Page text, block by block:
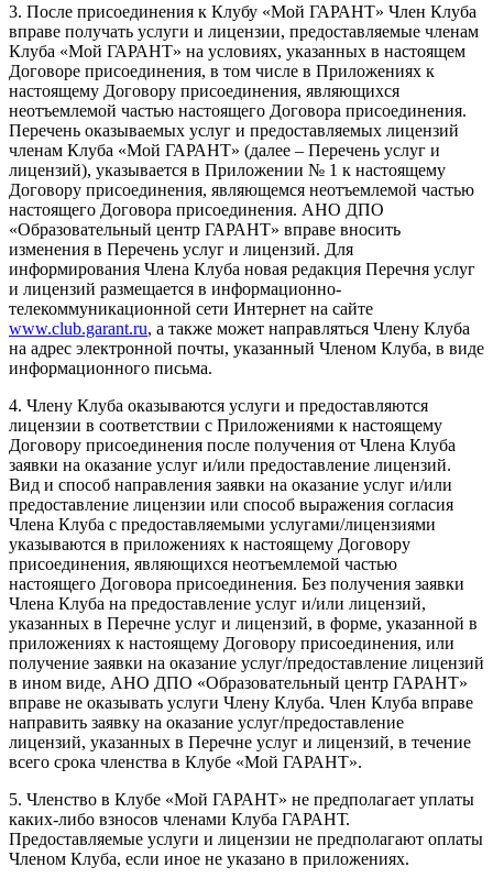
3. После присоединения к Клубу «Мой ГАРАНТ» Член Клуба
вправе получать услуги и лицензии, предоставляемые членам
Клуба «Мой ГАРАНТ» на условиях, указанных в настоящем
Договоре присоединения, в том числе в Приложениях к
настоящему Договору присоединения, являющихся
неотъемлемой частью настоящего Договора присоединения.
Перечень оказываемых услуг и предоставляемых лицензий
членам Клуба «Мой ГАРАНТ» (далее – Перечень услуг и
лицензий), указывается в Приложении № 1 к настоящему
Договору присоединения, являющемся неотъемлемой частью
настоящего Договора присоединения. АНО ДПО
«Образовательный центр ГАРАНТ» вправе вносить
изменения в Перечень услуг и лицензий. Для
информирования Члена Клуба новая редакция Перечня услуг
и лицензий размещается в информационно-
телекоммуникационной сети Интернет на сайте
www.club.garant.ru, а также может направляться Члену Клуба
на адрес электронной почты, указанный Членом Клуба, в виде
информационного письма.
4. Члену Клуба оказываются услуги и предоставляются
лицензии в соответствии с Приложениями к настоящему
Договору присоединения после получения от Члена Клуба
заявки на оказание услуг и/или предоставление лицензий.
Вид и способ направления заявки на оказание услуг и/или
предоставление лицензии или способ выражения согласия
Члена Клуба с предоставляемыми услугами/лицензиями
указываются в приложениях к настоящему Договору
присоединения, являющихся неотъемлемой частью
настоящего Договора присоединения. Без получения заявки
Члена Клуба на предоставление услуг и/или лицензий,
указанных в Перечне услуг и лицензий, в форме, указанной в
приложениях к настоящему Договору присоединения, или
получение заявки на оказание услуг/предоставление лицензий
в ином виде, АНО ДПО «Образовательный центр ГАРАНТ»
вправе не оказывать услуги Члену Клуба. Член Клуба вправе
направить заявку на оказание услуг/предоставление
лицензий, указанных в Перечне услуг и лицензий, в течение
всего срока членства в Клубе «Мой ГАРАНТ».
5. Членство в Клубе «Мой ГАРАНТ» не предполагает уплаты
каких-либо взносов членами Клуба ГАРАНТ.
Предоставляемые услуги и лицензии не предполагают оплаты
Членом Клуба, если иное не указано в приложениях.